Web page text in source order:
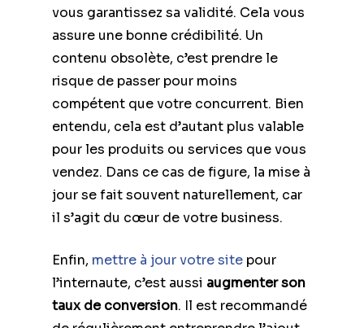
vous garantissez sa validité. Cela vous
assure une bonne crédibilité. Un
contenu obsolète, c’est prendre le
risque de passer pour moins
compétent que votre concurrent. Bien
entendu, cela est d’autant plus valable
pour les produits ou services que vous
vendez. Dans ce cas de figure, la mise à
jour se fait souvent naturellement, car
il s’agit du cœur de votre business.
Enfin, mettre à jour votre site pour
l’internaute, c’est aussi augmenter son
taux de conversion. Il est recommandé